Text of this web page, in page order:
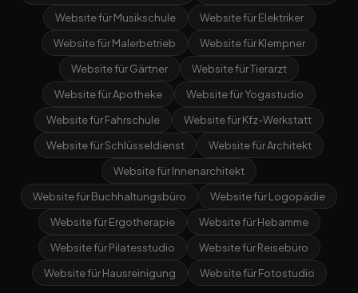
Website für Musikschule
Website für Elektriker
Website für Malerbetrieb
Website für Klempner
Website für Gärtner
Website für Tierarzt
Website für Apotheke
Website für Yogastudio
Website für Fahrschule
Website für Kfz-Werkstatt
Website für Schlüsseldienst
Website für Architekt
Website für Innenarchitekt
Website für Buchhaltungsbüro
Website für Logopädie
Website für Ergotherapie
Website für Hebamme
Website für Pilatesstudio
Website für Reisebüro
Website für Hausreinigung
Website für Fotostudio